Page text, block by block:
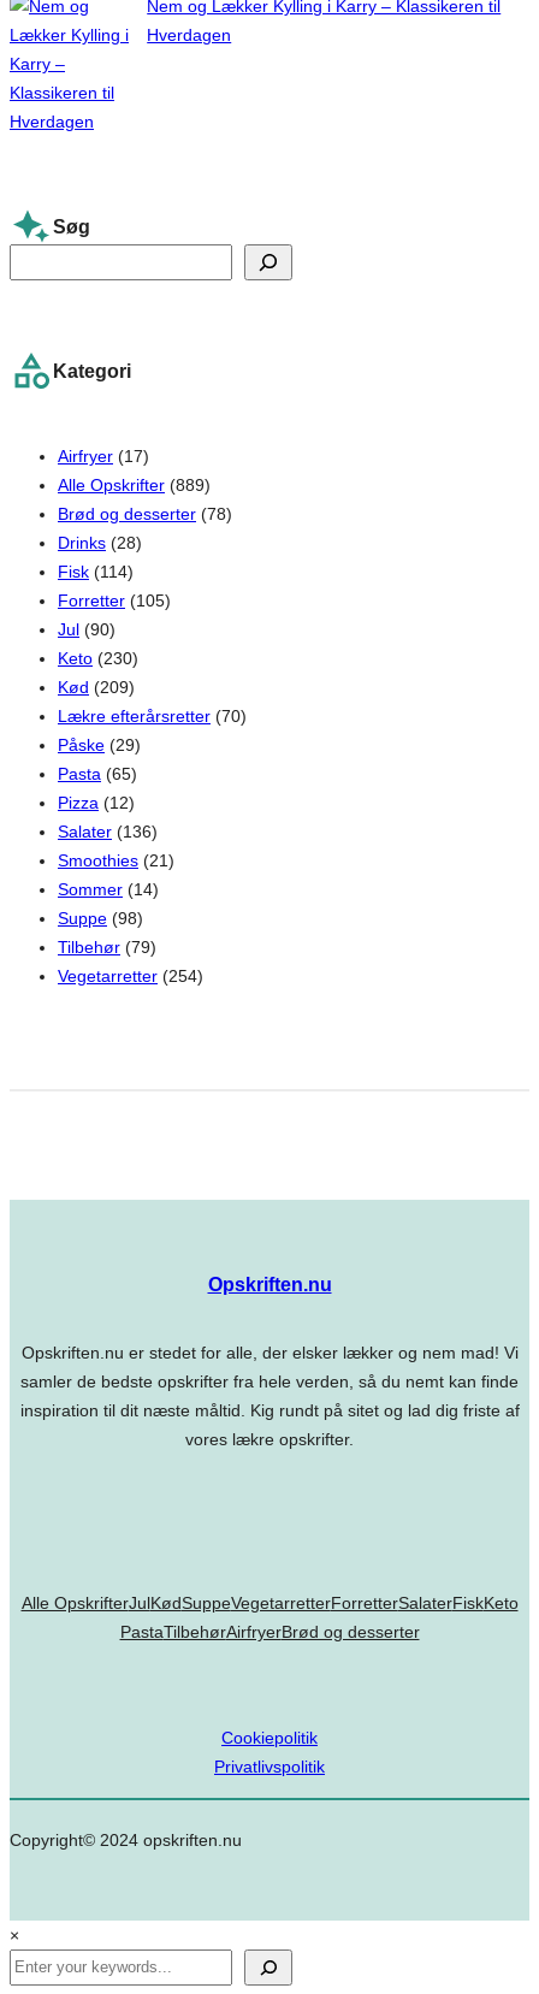
Nem og Lækker Kylling i Karry – Klassikeren til
Hverdagen
Søg
e
c
Kategori
Airfryer (17)
Alle Opskrifter (889)
Brød og desserter (78)
Drinks (28)
Fisk (114)
Forretter (105)
Jul (90)
Keto (230)
Kød (209)
Lækre efterårsretter (70)
Påske (29)
Pasta (65)
Pizza (12)
Salater (136)
Smoothies (21)
Sommer (14)
Suppe (98)
Tilbehør (79)
Vegetarretter (254)
Opskriften.nu
Opskriften.nu er stedet for alle, der elsker lækker og nem mad! Vi
samler de bedste opskrifter fra hele verden, så du nemt kan finde
inspiration til dit næste måltid. Kig rundt på sitet og lad dig friste af
vores lækre opskrifter.
Alle OpskrifterJulKødSuppeVegetarretterForretterSalaterFiskKeto
PastaTilbehørAirfryerBrød og desserter
Cookiepolitik
Privatlivspolitik
Copyright© 2024 opskriften.nu
×
Search